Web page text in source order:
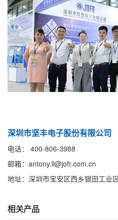
深圳市坚丰电子股份有限公司
电话： 400-806-3988
邮箱：antony.li@jofr.com.cn
地址：深圳市宝安区西乡银田工业
相关产品